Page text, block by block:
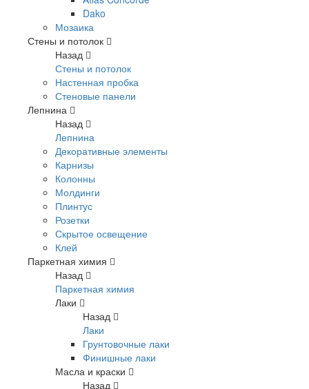
Dako
Мозаика
Стены и потолок
Назад
Стены и потолок
Настенная пробка
Стеновые панели
Лепнина
Назад
Лепнина
Декоративные элементы
Карнизы
Колонны
Молдинги
Плинтус
Розетки
Скрытое освещение
Клей
Паркетная химия
Назад
Паркетная химия
Лаки
Назад
Лаки
Грунтовочные лаки
Финишные лаки
Масла и краски
Назад